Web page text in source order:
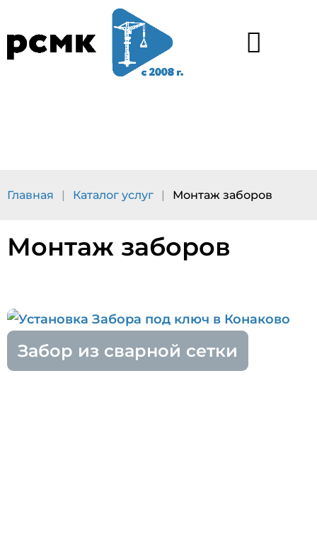
Главная | Каталог услуг | Монтаж заборов
Монтаж заборов
Забор из сварной сетки